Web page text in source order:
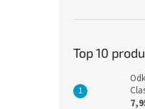
Top 10